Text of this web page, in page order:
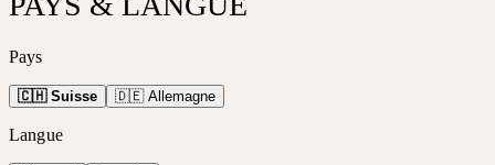
Pays
🇨🇭 Suisse 🇩🇪 Allemagne
Langue